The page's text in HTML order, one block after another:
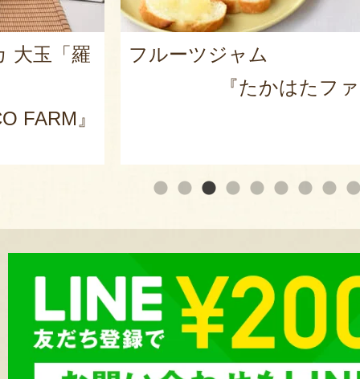
大玉「羅
FARM』
フルーツジャム
『たかはたフ